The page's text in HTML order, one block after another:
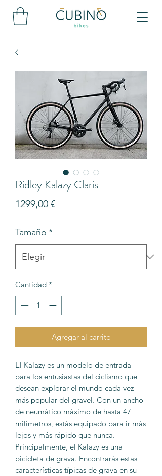
Ridley Kalazy Claris
1299,00 €Precio
Tamaño *
Cantidad *
Agregar al carrito
El Kalazy es un modelo de entrada
para los entusiastas del ciclismo que
desean explorar el mundo cada vez
más popular del gravel. Con un ancho
de neumático máximo de hasta 47
milímetros, estás equipado para ir más
lejos y más rápido que nunca.
Principalmente, el Kalazy es una
bicicleta de grava. Encontrarás estas
características típicas de grava en su